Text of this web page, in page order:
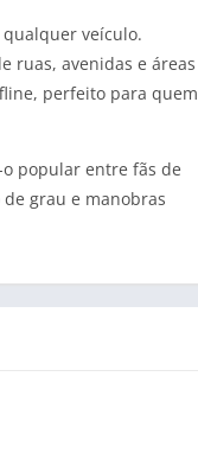
veículo.
ruas, avenidas e áreas
perfeito para quem
popular entre fãs de
grau e manobras